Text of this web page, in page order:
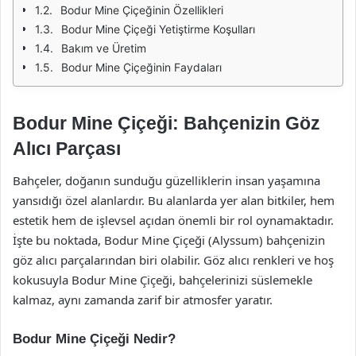
Bodur Mine Çiçeğinin Özellikleri
Bodur Mine Çiçeği Yetiştirme Koşulları
Bakım ve Üretim
Bodur Mine Çiçeğinin Faydaları
Bodur Mine Çiçeği: Bahçenizin Göz
Alıcı Parçası
Bahçeler, doğanın sunduğu güzelliklerin insan yaşamına
yansıdığı özel alanlardır. Bu alanlarda yer alan bitkiler, hem
estetik hem de işlevsel açıdan önemli bir rol oynamaktadır.
İşte bu noktada, Bodur Mine Çiçeği (Alyssum) bahçenizin
göz alıcı parçalarından biri olabilir. Göz alıcı renkleri ve hoş
kokusuyla Bodur Mine Çiçeği, bahçelerinizi süslemekle
kalmaz, aynı zamanda zarif bir atmosfer yaratır.
Bodur Mine Çiçeği Nedir?